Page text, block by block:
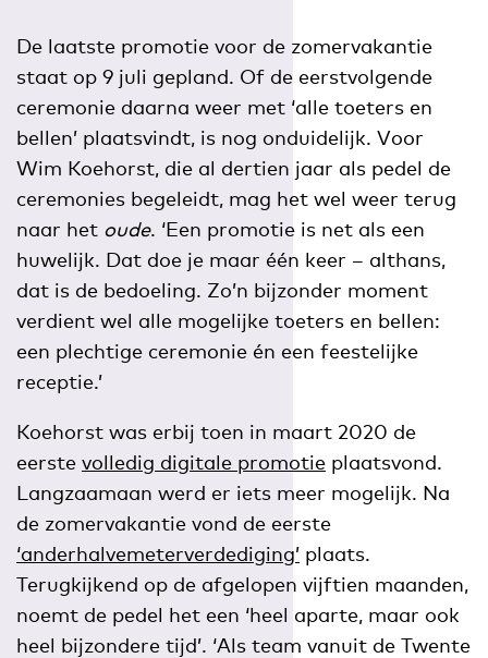
De laatste promotie voor de zomervakantie
staat op 9 juli gepland. Of de eerstvolgende
ceremonie daarna weer met ‘alle toeters en
bellen’ plaatsvindt, is nog onduidelijk. Voor
Wim Koehorst, die al dertien jaar als pedel de
ceremonies begeleidt, mag het wel weer terug
naar het oude. ‘Een promotie is net als een
huwelijk. Dat doe je maar één keer – althans,
dat is de bedoeling. Zo’n bijzonder moment
verdient wel alle mogelijke toeters en bellen:
een plechtige ceremonie én een feestelijke
receptie.’
Koehorst was erbij toen in maart 2020 de
eerste volledig digitale promotie plaatsvond.
Langzaamaan werd er iets meer mogelijk. Na
de zomervakantie vond de eerste
‘anderhalvemeterverdediging’ plaats.
Terugkijkend op de afgelopen vijftien maanden,
noemt de pedel het een ‘heel aparte, maar ook
heel bijzondere tijd’. ‘Als team vanuit de Twente